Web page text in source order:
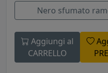
Nero sfumato
Aggiungi al
CARRELLO